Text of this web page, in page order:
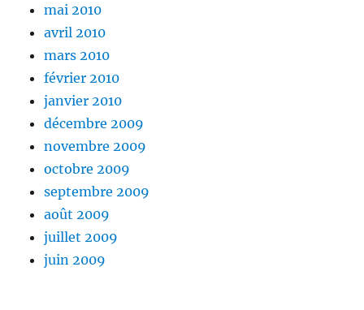
mai 2010
avril 2010
mars 2010
février 2010
janvier 2010
décembre 2009
novembre 2009
octobre 2009
septembre 2009
août 2009
juillet 2009
juin 2009